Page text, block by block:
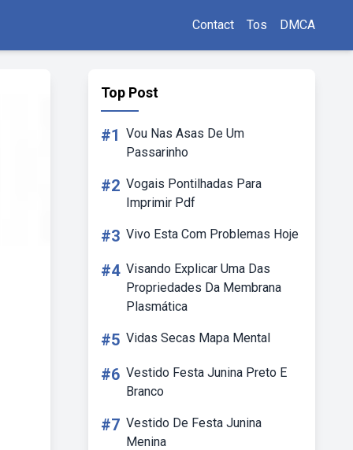
Contact Tos DMCA
Top Post
#1 Vou Nas Asas De Um
Passarinho
#2 Vogais Pontilhadas Para
Imprimir Pdf
#3 Vivo Esta Com Problemas Hoje
#4 Visando Explicar Uma Das
Propriedades Da Membrana
Plasmática
#5 Vidas Secas Mapa Mental
#6 Vestido Festa Junina Preto E
Branco
#7 Vestido De Festa Junina
Menina